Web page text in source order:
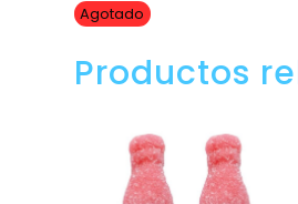
Agotado
Productos